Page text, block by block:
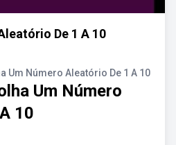
De 1 A 10
Um Número Aleatório De 1 A 10
Um Número
10